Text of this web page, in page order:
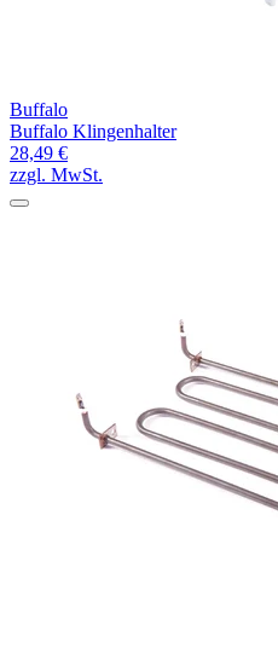
Buffalo
Buffalo Klingenhalter
28,49 €
zzgl. MwSt.